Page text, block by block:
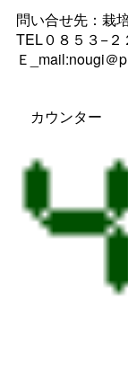
問い合せ先：栽
TEL０８５３−２
Ｅ_mail:nougi＠
カウンター